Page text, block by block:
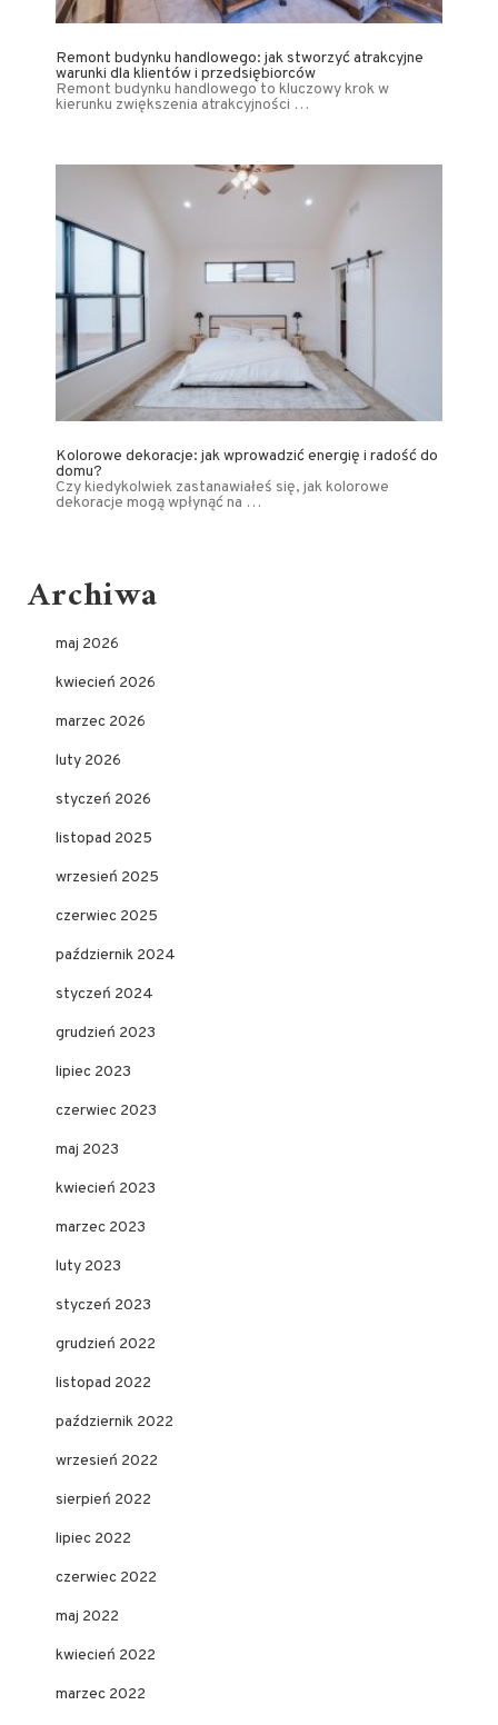
Remont budynku handlowego: jak stworzyć atrakcyjne
warunki dla klientów i przedsiębiorców
Remont budynku handlowego to kluczowy krok w
kierunku zwiększenia atrakcyjności …
Kolorowe dekoracje: jak wprowadzić energię i radość do
domu?
Czy kiedykolwiek zastanawiałeś się, jak kolorowe
dekoracje mogą wpłynąć na …
Archiwa
maj 2026
kwiecień 2026
marzec 2026
luty 2026
styczeń 2026
listopad 2025
wrzesień 2025
czerwiec 2025
październik 2024
styczeń 2024
grudzień 2023
lipiec 2023
czerwiec 2023
maj 2023
kwiecień 2023
marzec 2023
luty 2023
styczeń 2023
grudzień 2022
listopad 2022
październik 2022
wrzesień 2022
sierpień 2022
lipiec 2022
czerwiec 2022
maj 2022
kwiecień 2022
marzec 2022